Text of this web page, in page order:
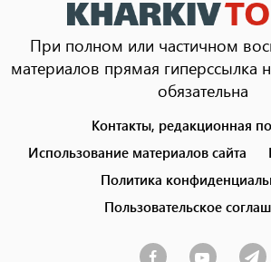
При полном или частичном
материалов прямая гиперссылка
обязательна
menu
Контакты, редакционная
Использование материалов сайта
Политика
Пользовательское